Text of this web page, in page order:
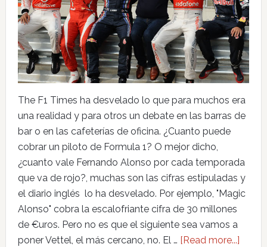
The F1 Times ha desvelado lo que para muchos era
una realidad y para otros un debate en las barras de
bar o en las cafeterías de oficina. ¿Cuanto puede
cobrar un piloto de Formula 1? O mejor dicho,
¿cuanto vale Fernando Alonso por cada temporada
que va de rojo?, muchas son las cifras estipuladas y
el diario inglés lo ha desvelado. Por ejemplo, "Magic
Alonso" cobra la escalofriante cifra de 30 millones
de €uros. Pero no es que el siguiente sea vamos a
poner Vettel, el más cercano, no. El … [Read more...]